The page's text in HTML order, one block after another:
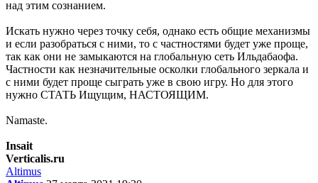
над этим сознанием.
Искать нужно через точку себя, однако есть общие механизмы
и если разобраться с ними, то с частностями будет уже проще,
так как они не замыкаются на глобальную сеть Ильдабаофа.
Частности как незначительные осколки глобального зеркала и
с ними будет проще сыграть уже в свою игру. Но для этого
нужно СТАТЬ Ищущим, НАСТОЯЩИМ.
Namaste.
Insait
Verticalis.ru
Altimus